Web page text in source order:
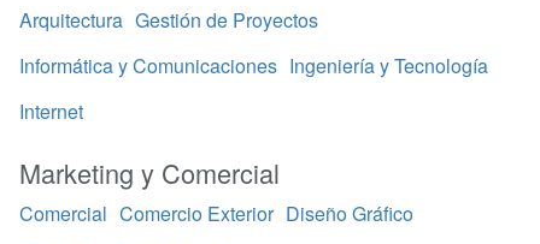
Arquitectura Gestión de Proyectos
Informática y Comunicaciones Ingeniería y Tecnología
Internet
Marketing y Comercial
Comercial Comercio Exterior Diseño Gráfico